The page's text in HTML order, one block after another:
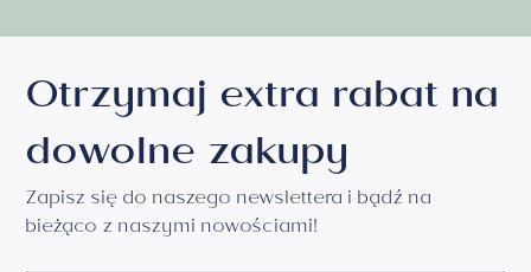
Otrzymaj extra rabat na
dowolne zakupy
Zapisz się do naszego newslettera i bądź na
bieżąco z naszymi nowościami!